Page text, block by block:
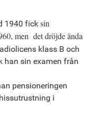
1940 fick sin
men det dröjde ända
klass B och
han sin examen från
pensioneringen
i